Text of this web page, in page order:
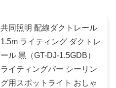
共同照明 配線ダクトレール
1.5m ライティング ダクトレ
ール 黒（GT-DJ-1.5GDB）
ライティングバー シーリン
グ用スポットライト おしゃ